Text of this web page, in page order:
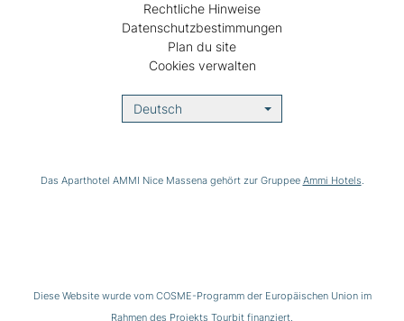
Rechtliche Hinweise
Datenschutzbestimmungen
Plan du site
Cookies verwalten
Deutsch
Das Aparthotel AMMI Nice Massena gehört zur Gruppee Ammi Hotels.
Diese Website wurde vom COSME-Programm der Europäischen Union im
Rahmen des Projekts Tourbit finanziert.